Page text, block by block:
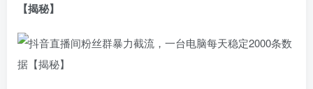
【揭秘】